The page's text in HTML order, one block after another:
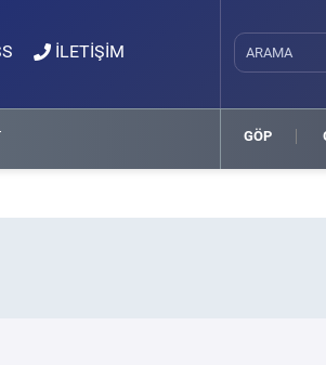
İLETİŞİM
GÖP